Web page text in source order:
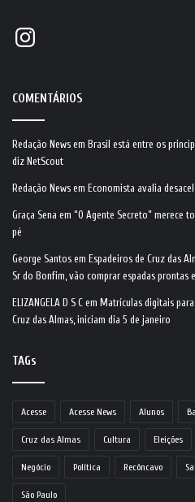
Instagram
COMENTÁRIOS
Redação News em Brasil está entre os
diz NetScout
Redação News em Economista avalia
Graça Sena em “O Agente Secreto” merece
pé
George Santos em Espadeiros de Cruz das
Sr do Bonfim, vão comprar espadas
ELIZANGELA D S C em Matrículas digitais
Cruz das Almas, iniciam dia 5 de janeiro
TAGs
Acesse Acesse News Alunos
Cruz das Almas Cultura Eleições
Negócio Política Recôncavo
São Paulo